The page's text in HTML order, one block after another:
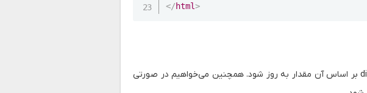
</html>
باید به محض تغییر مقدار داخل input، رنگ div بر اساس آن مقدار به روز شود. همچنین می‌خواهیم در صورتی